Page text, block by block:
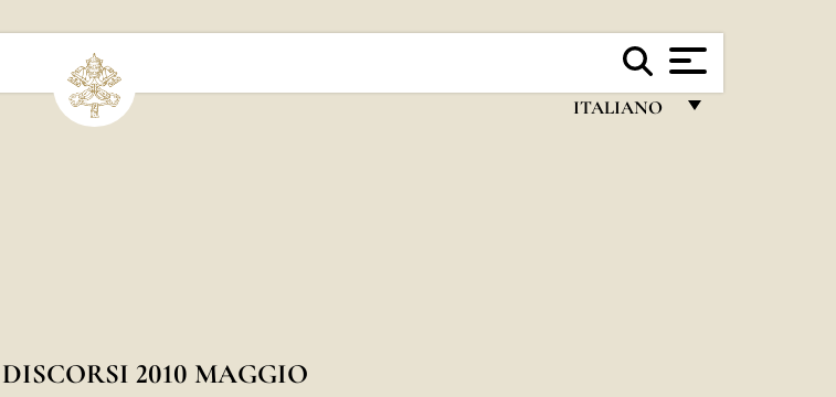
ITALIANO
DISCORSI 2010 MAGGIO